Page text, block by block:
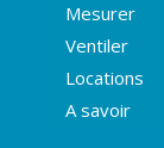
Mesurer
Ventiler
Locations
A savoir